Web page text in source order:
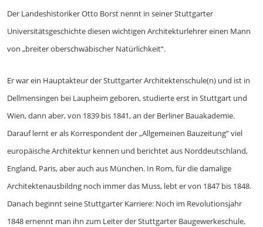
Der Landeshistoriker Otto Borst nennt in seiner Stuttgarter
Universitätsgeschichte diesen wichtigen Architekturlehrer einen Mann
von „breiter oberschwäbischer Natürlichkeit“.
Er war ein Hauptakteur der Stuttgarter Architektenschule(n) und ist in
Dellmensingen bei Laupheim geboren, studierte erst in Stuttgart und
Wien, dann aber, von 1839 bis 1841, an der Berliner Bauakademie.
Darauf lernt er als Korrespondent der „Allgemeinen Bauzeitung“ viel
europäische Architektur kennen und berichtet aus Norddeutschland,
England, Paris, aber auch aus München. In Rom, für die damalige
Architektenausbildng noch immer das Muss, lebt er von 1847 bis 1848.
Danach beginnt seine Stuttgarter Karriere: Noch im Revolutionsjahr
1848 ernennt man ihn zum Leiter der Stuttgarter Baugewerkeschule,